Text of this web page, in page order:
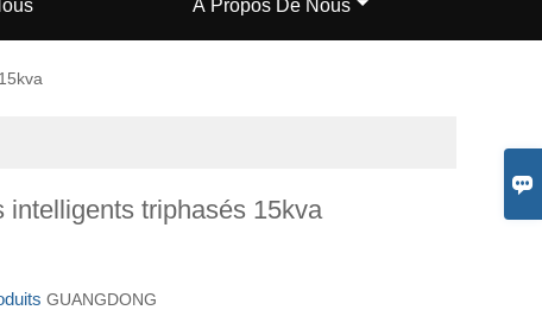

À Propos De Nous
intelligents triphasés 15kva
GUANGDONG